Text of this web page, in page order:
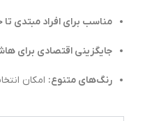
مناسب برای افراد مبتدی
جایگزینی اقتصادی برای
رنگ‌های متنوع: امکان